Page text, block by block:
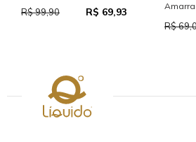
R$ 99,90 R$ 69,93
R$